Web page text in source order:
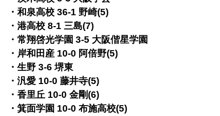
・和泉高校 36-1 野崎(5)
・港高校 8-1 三島(7)
・常翔啓光学園 3-5 大阪偕星学園
・岸和田産 10-0 阿倍野(5)
・生野 3-6 堺東
・汎愛 10-0 藤井寺(5)
・香里丘 10-0 金剛(6)
・箕面学園 10-0 布施高校(5)